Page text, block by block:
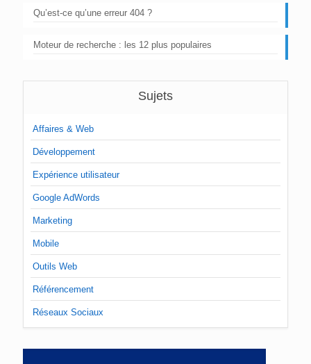
Qu’est-ce qu’une erreur 404 ?
Moteur de recherche : les 12 plus populaires
Sujets
Affaires & Web
Développement
Expérience utilisateur
Google AdWords
Marketing
Mobile
Outils Web
Référencement
Réseaux Sociaux